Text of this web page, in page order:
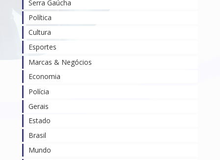
Serra Gaúcha
Política
Cultura
Esportes
Marcas & Negócios
Economia
Polícia
Gerais
Estado
Brasil
Mundo